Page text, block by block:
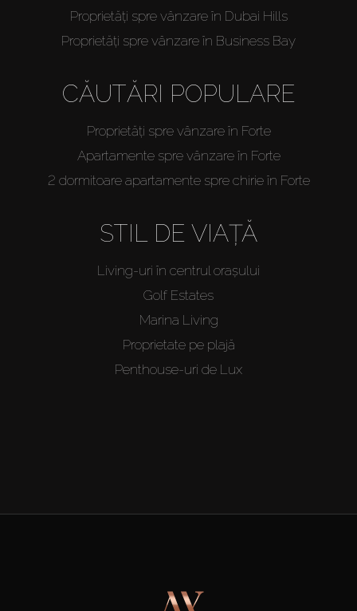
Proprietăți spre vânzare în Dubai Hills
Proprietăți spre vânzare în Business Bay
CĂUTĂRI POPULARE
Proprietăți spre vânzare în Forte
Apartamente spre vânzare în Forte
2 dormitoare apartamente spre chirie în Forte
STIL DE VIAȚĂ
Living-uri în centrul orașului
Golf Estates
Marina Living
Proprietate pe plajă
Penthouse-uri de Lux